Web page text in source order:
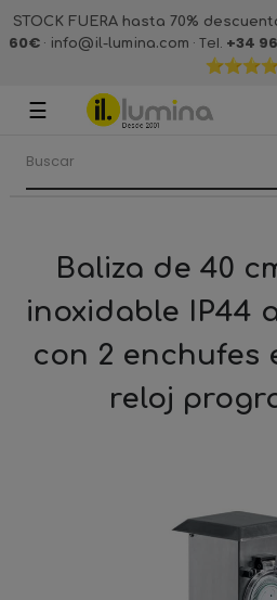
STOCK FUERA hasta 70%
60€· info@il-lumina.com · Tel. +34
Navegación
palanca
☰
Baliza de 40
inoxidable IP44
con 2 enchufes
reloj